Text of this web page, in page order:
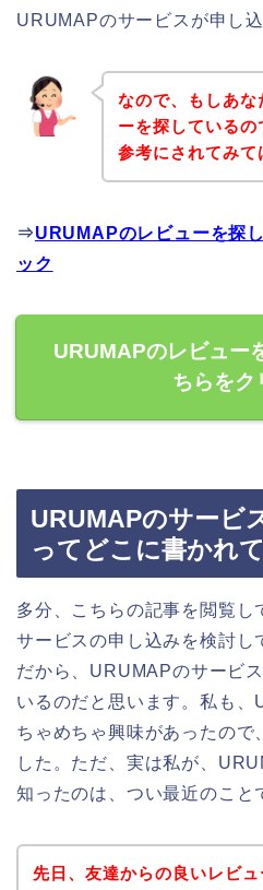
URUMAPのサービスが申し
なので、もしあ
ーを探している
参考にされてみて
⇒URUMAPのレビューを探
ック
URUMAPのレビュー
ちらをク
URUMAPのサービ
ってどこに書かれ
多分、こちらの記事を閲覧
サービスの申し込みを検討し
だから、URUMAPのサービ
いるのだと思います。私も
ちゃめちゃ興味があったので
した。ただ、実は私が、
知ったのは、つい最近のこと
先日、友達からの良いレビ